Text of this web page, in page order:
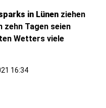
in Lünen ziehen
zehn Tagen seien
Wetters viele
16:34